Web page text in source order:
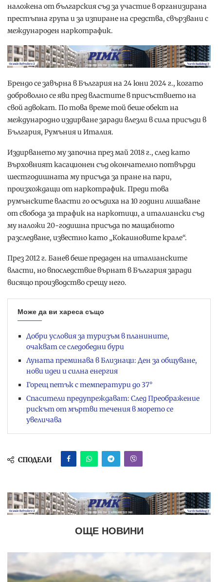
наложена от българския съд за участие в организирана
престъпна група и за изпиране на средства, свързвани с
международен наркотрафик.
Брендо се завърна в България на 24 юни 2024 г., когато
доброволно се яви пред властите в присъствието на
свой адвокат. По това време той беше обект на
международно издирване заради влезли в сила присъди в
България, Румъния и Италия.
Издирването му започна през май 2018 г., след като
Върховният касационен съд окончателно потвърди
шестгодишната му присъда за пране на пари,
произхождащи от наркотрафик. Преди това
румънските власти го осъдиха на 10 години лишаване
от свобода за трафик на наркотици, а италиански съд
му наложи 20-годишна присъда по мащабното
разследване, известно като „Кокаиновите крале“.
През 2012 г. Банев беше предаден на италианските
власти, но впоследствие върнат в България заради
висящо производство срещу него.
Може да ви хареса също
Добри условия за туризъм в планините,
очакват се следобедни бури
Луната преминава в Близнаци: Ден за общуване,
нови идеи и силна енергия
Горещ петък с температури до 37°
Спасители предупреждават: След Преображение
рискът от мъртви течения в морето се
увеличава
СПОДЕЛИ
ОЩЕ НОВИНИ